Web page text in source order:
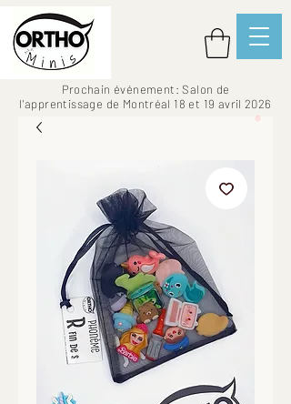
Prochain événement: Salon de
l'apprentissage de Montréal 18 et 19 avril 2026